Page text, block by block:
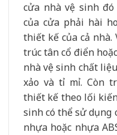
cửa nhà vệ sinh
của cửa phải hài
thiết kế của cả
trúc tân cổ điển
nhà vệ sinh chất
xảo và tỉ mỉ. Còn
thiết kế theo lối
sinh có thể sử dụng
nhựa hoặc nhựa